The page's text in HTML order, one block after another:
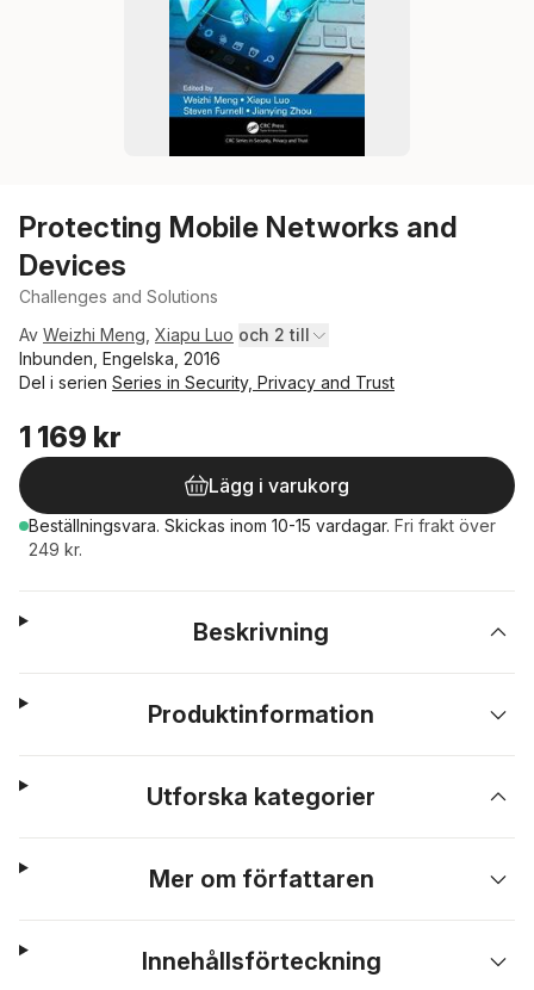
Protecting Mobile Networks and
Devices
Challenges and Solutions
Av Weizhi Meng Xiapu Luo och 2 till
Inbunden, Engelska, 2016
Del i serien Series in Security, Privacy and Trust
1 169 kr
Lägg i varukorg
Beställningsvara. Skickas inom 10-15 vardagar. Fri frakt över
249 kr.
Beskrivning
Produktinformation
Utforska kategorier
Mer om författaren
Innehållsförteckning